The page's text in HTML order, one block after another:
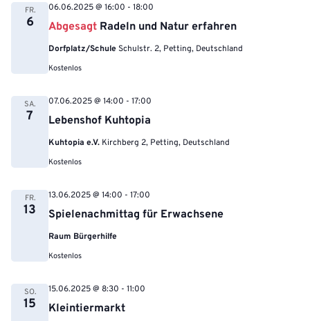
FR.
6 Abgesagt Radeln und Natur erfahren
06.06.2025 @ 16:00 - 18:00
Dorfplatz/Schule Schulstr. 2, Petting, Deutschland
Kostenlos
SA.
7 Lebenshof Kuhtopia
07.06.2025 @ 14:00 - 17:00
Kuhtopia e.V. Kirchberg 2, Petting, Deutschland
Kostenlos
FR.
13 Spielenachmittag für Erwachsene
13.06.2025 @ 14:00 - 17:00
Raum Bürgerhilfe
Kostenlos
SO.
15 Kleintiermarkt
15.06.2025 @ 8:30 - 11:00